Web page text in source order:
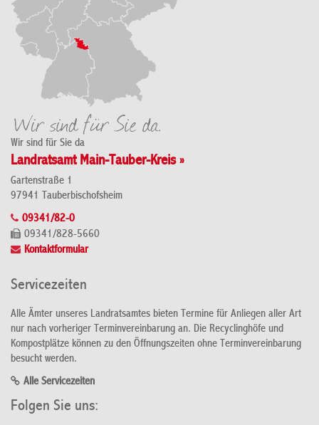
Wir sind für Sie da
Landratsamt Main-Tauber-Kreis »
Gartenstraße 1
97941 Tauberbischofsheim
09341/82-0
09341/828-5660
Kontaktformular
Servicezeiten
Alle Ämter unseres Landratsamtes bieten Termine für Anliegen aller Art
nur nach vorheriger Terminvereinbarung an. Die Recyclinghöfe und
Kompostplätze können zu den Öffnungszeiten ohne Terminvereinbarung
besucht werden.
Alle Servicezeiten
Folgen Sie uns: